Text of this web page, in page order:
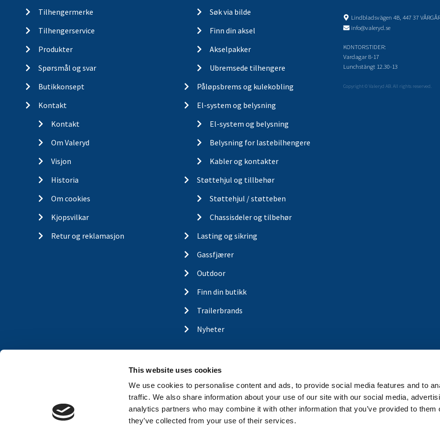
This website uses cookies
We use cookies to personalise content and ads, to provide social media features and to
traffic. We also share information about your use of our site with our social media,
analytics partners who may combine it with other information that you’ve provided to them
they’ve collected from your use of their services.
Tilhengermerke
Tilhengerservice
Produkter
Spørsmål og svar
Butikkonsept
Kontakt
Kontakt
Om Valeryd
Visjon
Historia
Om cookies
Kjopsvilkar
Retur og reklamasjon
Søk via bilde
Finn din aksel
Akselpakker
Ubremsede tilhengere
Påløpsbrems og kulekobling
El-system og belysning
El-system og belysning
Belysning for lastebilhengere
Kabler og kontakter
Støttehjul og tillbehør
Støttehjul / støtteben
Chassisdeler og tilbehør
Lasting og sikring
Gassfjærer
Outdoor
Finn din butikk
Trailerbrands
Nyheter
Lindbladsvägen 4B, 447 37
info@valeryd.se
KONTORSTIDER:
Vardagar 8-17
Lunchstängt 12.30-13
Copyright © Valeryd AB. All rights reserved.